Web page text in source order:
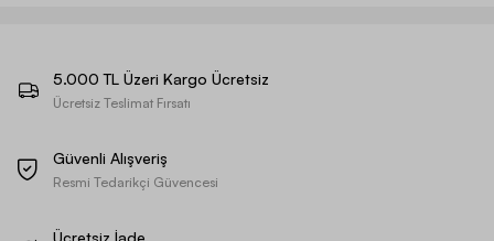
5.000 TL Üzeri Kargo Ücretsiz
Ücretsiz Teslimat Fırsatı
Güvenli Alışveriş
Resmi Tedarikçi Güvencesi
Ücretsiz İade